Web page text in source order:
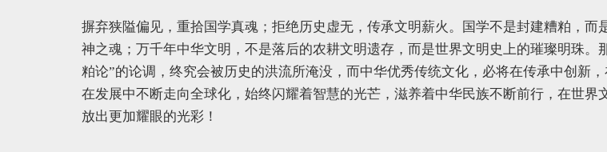
摒弃狭隘偏见，重拾国学真魂；拒绝历史虚无，传承文明薪火。国学不是封建糟粕，而
神之魂；万千年中华文明，不是落后的农耕文明遗存，而是世界文明史上的璀璨明珠。
粕论”的论调，终究会被历史的洪流所淹没，而中华优秀传统文化，必将在传承中创新，
在发展中不断走向全球化，始终闪耀着智慧的光芒，滋养着中华民族不断前行，在世界
放出更加耀眼的光彩！